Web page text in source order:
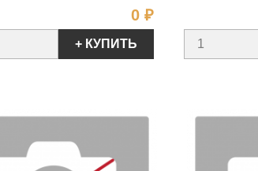
0 ₽Цена
+ КУПИТЬ